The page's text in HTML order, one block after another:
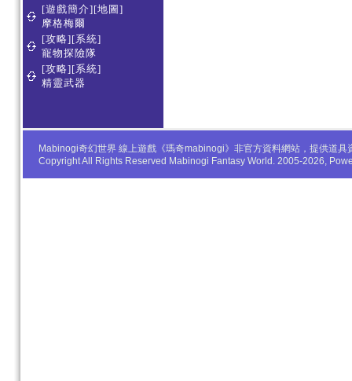
[遊戲簡介][地圖]
摩格梅爾
[攻略][系統]
寵物探險隊
[攻略][系統]
精靈武器
Mabinogi奇幻世界 線上遊戲《瑪奇mabinogi》非官方資料網站，提供道
Copyright All Rights Reserved Mabinogi Fantasy World. 2005-2026,